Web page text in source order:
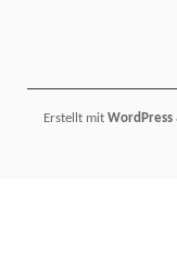
Erstellt mit WordPress